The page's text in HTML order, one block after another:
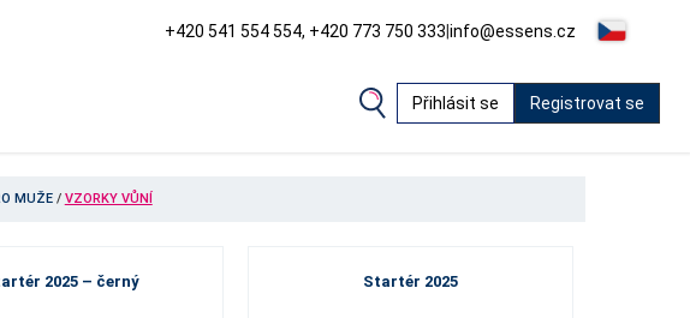
+420 541 554 554, +420 773 750 333|info@essens.cz
Přihlásit se Registrovat se
MUŽE/ VZORKY VŮNÍ
2025 – černý Startér 2025